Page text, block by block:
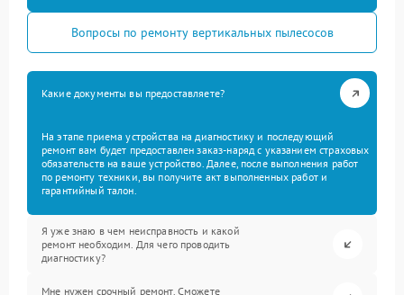
Вопросы по ремонту вертикальных пылесосов
Какие документы вы предоставляете?
На этапе приема устройства на диагностику и последующий
ремонт вам будет предоставлен заказ-наряд с указанием страховых
обязательств на ваше устройство. Далее, после выполнения работ
по ремонту техники, вы получите акт выполненных работ и
гарантийный талон.
Я уже знаю в чем неисправность и какой
ремонт необходим. Для чего проводить
диагностику?
Мне нужен срочный ремонт. Сможете